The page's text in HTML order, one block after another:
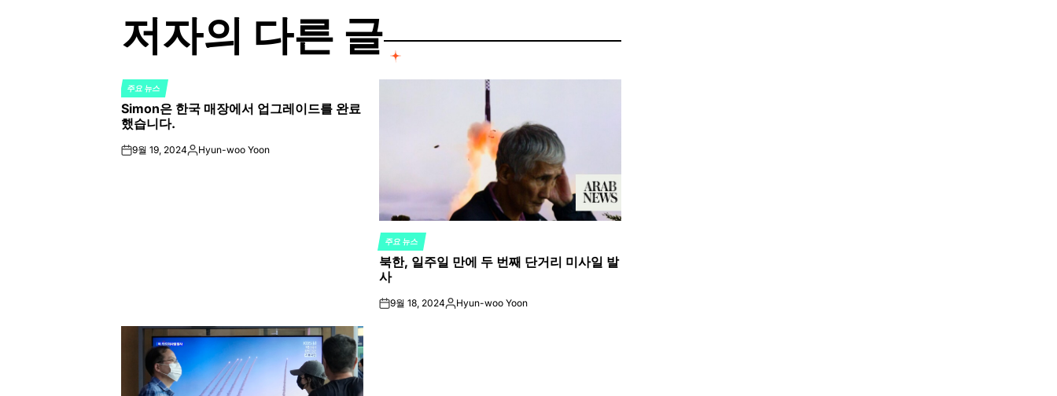
저자의 다른 글
POSTED
IN
주요 뉴스
Simon은 한국 매장에서 업그레이드를 완료
했습니다.
on9월 19, 2024Posted
Hyun-woo Yoon
POSTED
IN
주요 뉴스
북한, 일주일 만에 두 번째 단거리 미사일 발
사
on9월 18, 2024Posted
Hyun-woo Yoon